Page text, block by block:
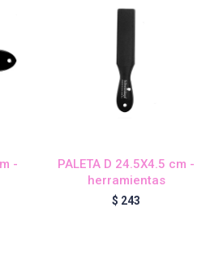
-
PALETA D 24.5X4.5 cm -
herramientas
$ 243
Boost